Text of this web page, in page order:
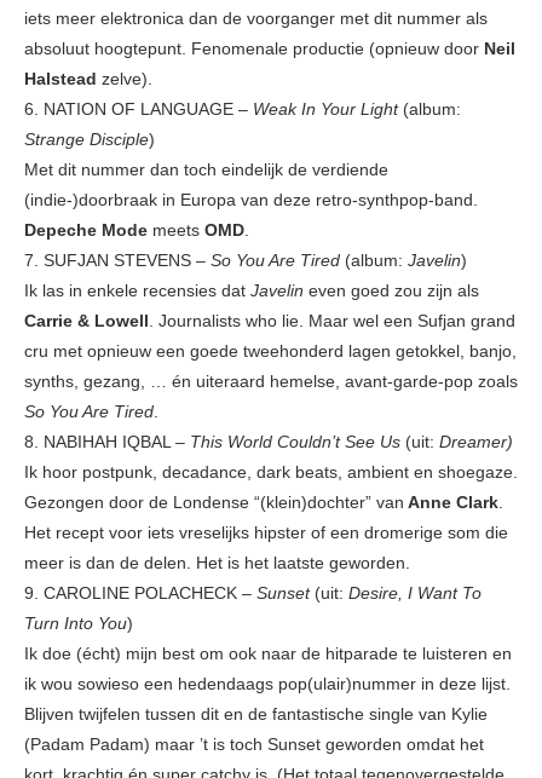
iets meer elektronica dan de voorganger met dit nummer als
absoluut hoogtepunt. Fenomenale productie (opnieuw door Neil
Halstead zelve).
6. NATION OF LANGUAGE – Weak In Your Light(album:
Strange Disciple)
Met dit nummer dan toch eindelijk de verdiende
(indie-)doorbraak in Europa van deze retro-synthpop-band.
Depeche Mode meets OMD.
7. SUFJAN STEVENS – So You Are Tired (album: Javelin)
Ik las in enkele recensies dat Javelin even goed zou zijn als
Carrie & Lowell. Journalists who lie. Maar wel een Sufjan grand
cru met opnieuw een goede tweehonderd lagen getokkel, banjo,
synths, gezang, … én uiteraard hemelse, avant-garde-pop zoals
So You Are Tired.
8. NABIHAH IQBAL – This World Couldn’t See Us (uit: Dreamer)
Ik hoor postpunk, decadance, dark beats, ambient en shoegaze.
Gezongen door de Londense “(klein)dochter” van Anne Clark.
Het recept voor iets vreselijks hipster of een dromerige som die
meer is dan de delen. Het is het laatste geworden.
9. CAROLINE POLACHECK – Sunset (uit: Desire, I Want To
Turn Into You)
Ik doe (écht) mijn best om ook naar de hitparade te luisteren en
ik wou sowieso een hedendaags pop(ulair)nummer in deze lijst.
Blijven twijfelen tussen dit en de fantastische single van Kylie
(Padam Padam) maar ’t is toch Sunset geworden omdat het